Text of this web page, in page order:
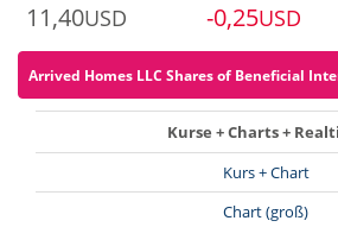
11,40USD -0,25USD
Arrived Homes LLC Shares of Beneficial
Kurse + Charts +
Kurs + Chart
Chart (groß)